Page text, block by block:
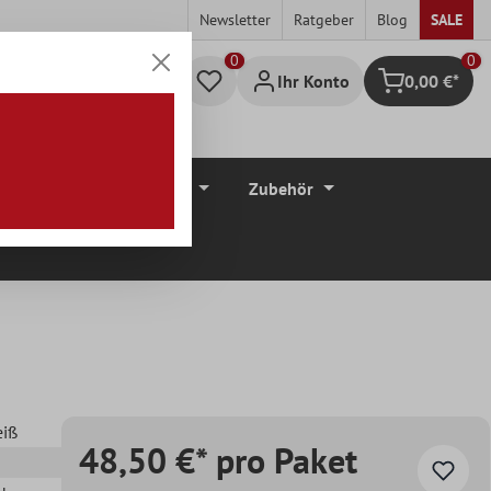
Newsletter Ratgeber Blog SALE
Ihr Konto Warenkorb
0
0,00 €*
Zubehör
48,50 €* pro Paket